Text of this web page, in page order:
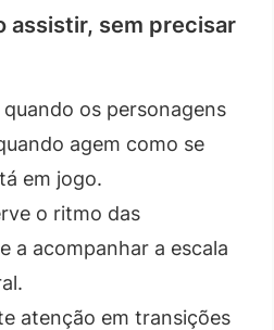
assistir, sem precisar
os personagens
agem como se
em jogo.
o ritmo das
a acompanhar a escala
atenção em transições